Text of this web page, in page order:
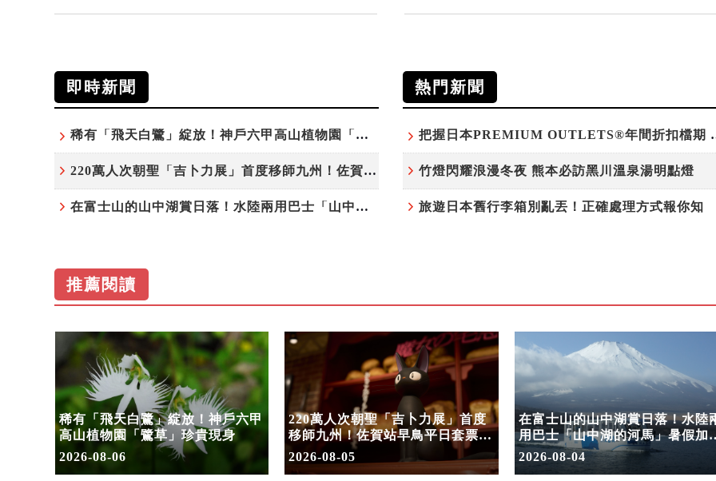
即時新聞
稀有「飛天白鷺」綻放！神戶六甲高山植物園「鷺草」珍貴現身
220萬人次朝聖「吉卜力展」首度移師九州！佐賀站早鳥平日套票8/10搶先開賣
在富士山的山中湖賞日落！水陸兩用巴士「山中湖的河馬」暑假加開夕陽班次
熱門新聞
把握日本
竹燈閃耀浪漫冬夜 熊本必訪黑川溫泉湯明點燈
旅遊日本舊行李箱別亂丟！正確處理方式報你知
推薦閱讀
稀有「飛天白鷺」綻放！神戶六甲
高山植物園「鷺草」珍貴現身
2026-08-06
220萬人次朝聖「吉卜力展」首度
移師九州！佐賀站早鳥平日套票
8/10搶先開賣
2026-08-05
在富士山的山中湖賞日落！水陸
用巴士「山中湖的河馬」暑假加
夕陽班次
2026-08-04